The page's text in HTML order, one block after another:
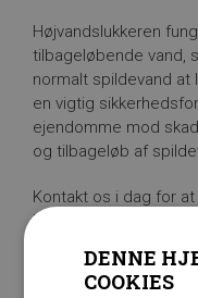
Højvandslukkeren
tilbageløbende vand,
normalt spildevand
en vigtig
ejendomme mod
og tilbageløb af
Kontakt os i dag for
højvandslukke i Vejle,
DENNE
COOKIES